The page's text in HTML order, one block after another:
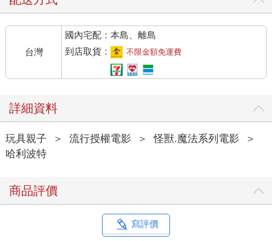
台灣
國內宅配：本島、離島
到店取貨：
不限金額免運費
詳細資料
玩具親子 ＞ 流行授權電影 ＞ 怪獸.魔法系列電影
＞
哈利波特
商品評價
寫評價